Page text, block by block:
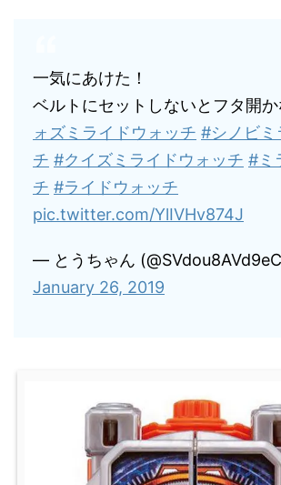
一気にあけた！
ベルトにセットしないとフタ開
ォズミライドウォッチ #シノビミ
チ #クイズミライドウォッチ #ミ
チ #ライドウォッチ
pic.twitter.com/YlIVHv874J
— とうちゃん
January 26, 2019